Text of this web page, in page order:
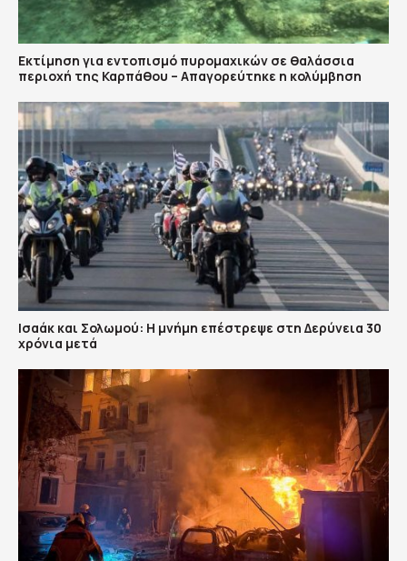
Εκτίμηση για εντοπισμό πυρομαχικών σε θαλάσσια
περιοχή της Καρπάθου – Απαγορεύτηκε η κολύμβηση
Ισαάκ και Σολωμού: Η μνήμη επέστρεψε στη Δερύνεια 30
χρόνια μετά